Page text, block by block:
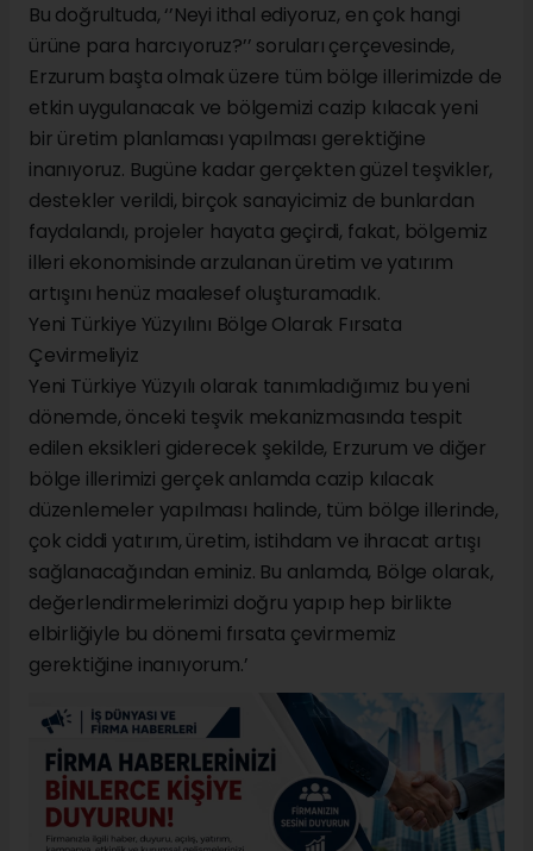
Bu doğrultuda, ‘’Neyi ithal ediyoruz, en çok hangi
ürüne para harcıyoruz?’’ soruları çerçevesinde,
Erzurum başta olmak üzere tüm bölge illerimizde de
etkin uygulanacak ve bölgemizi cazip kılacak yeni
bir üretim planlaması yapılması gerektiğine
inanıyoruz. Bugüne kadar gerçekten güzel teşvikler,
destekler verildi, birçok sanayicimiz de bunlardan
faydalandı, projeler hayata geçirdi, fakat, bölgemiz
illeri ekonomisinde arzulanan üretim ve yatırım
artışını henüz maalesef oluşturamadık.
Yeni Türkiye Yüzyılını Bölge Olarak Fırsata
Çevirmeliyiz
Yeni Türkiye Yüzyılı olarak tanımladığımız bu yeni
dönemde, önceki teşvik mekanizmasında tespit
edilen eksikleri giderecek şekilde, Erzurum ve diğer
bölge illerimizi gerçek anlamda cazip kılacak
düzenlemeler yapılması halinde, tüm bölge illerinde,
çok ciddi yatırım, üretim, istihdam ve ihracat artışı
sağlanacağından eminiz. Bu anlamda, Bölge olarak,
değerlendirmelerimizi doğru yapıp hep birlikte
elbirliğiyle bu dönemi fırsata çevirmemiz
gerektiğine inanıyorum.’